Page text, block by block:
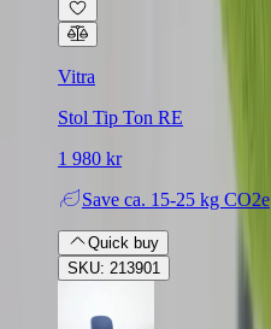
Vitra
Stol Tip Ton RE
1 980 kr
Save ca. 15-25 kg CO2e
Quick buy
SKU: 213901